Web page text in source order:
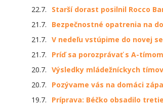
22.7.
Starší dorast posilnil Rocco
21.7.
Bezpečnostné opatrenia na
21.7. V nedeľu vstúpime do novej
21.7.
Príď sa porozprávať s A-
20.7. Výsledky mládežníckych tímov
20.7.
Pozývame vás na domáci
19.7.
Príprava: Béčko obsadilo